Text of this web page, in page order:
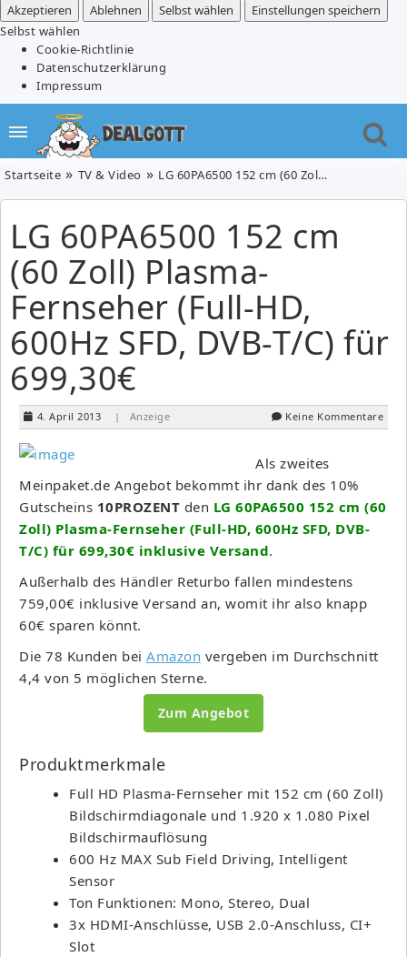
Akzeptieren
Ablehnen Selbst wählen
Einstellungen speichern
Selbst wählen
Cookie-Richtlinie
Datenschutzerklärung
Impressum
Startseite TV & Video LG 60PA6500 152 cm (60 Zoll) Plasma-Fernseher (Full-HD, 600Hz SFD, DVB-T/C) für 699,30€
LG 60PA6500 152 cm
(60 Zoll) Plasma-
Fernseher (Full-HD,
600Hz SFD, DVB-T/C) für
699,30€
4. April 2013 | Anzeige Keine Kommentare
Als zweites
Meinpaket.de Angebot bekommt ihr dank des 10%
Gutscheins 10PROZENT den LG 60PA6500 152 cm (60
Zoll) Plasma-Fernseher (Full-HD, 600Hz SFD, DVB-
T/C) für 699,30€ inklusive Versand.
Außerhalb des Händler Returbo fallen mindestens
759,00€ inklusive Versand an, womit ihr also knapp
60€ sparen könnt.
Die 78 Kunden bei Amazon vergeben im Durchschnitt
4,4 von 5 möglichen Sterne.
Zum Angebot
Produktmerkmale
Full HD Plasma-Fernseher mit 152 cm (60 Zoll)
Bildschirmdiagonale und 1.920 x 1.080 Pixel
Bildschirmauflösung
600 Hz MAX Sub Field Driving, Intelligent
Sensor
Ton Funktionen: Mono, Stereo, Dual
3x HDMI-Anschlüsse, USB 2.0-Anschluss, CI+
Slot